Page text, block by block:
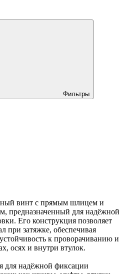
Фильтры
винт с прямым шлицем и
предназначенный для надёжной
Его конструкция позволяет
при затяжке, обеспечивая
к проворачиванию и
осях и внутри втулок.
для надёжной фиксации